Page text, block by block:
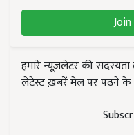
हमारे न्यूज़लेटर की
लेटेस्ट ख़बरें मेल पर पढ़ने के